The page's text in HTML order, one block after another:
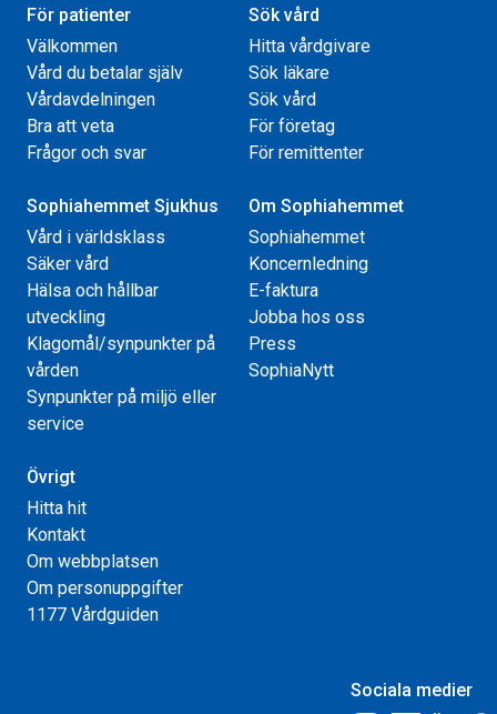
För patienter
Välkommen
Vård du betalar själv
Vårdavdelningen
Bra att veta
Frågor och svar
Sök vård
Hitta vårdgivare
Sök läkare
Sök vård
För företag
För remittenter
Sophiahemmet Sjukhus
Vård i världsklass
Säker vård
Hälsa och hållbar
utveckling
Klagomål/synpunkter på
vården
Synpunkter på miljö eller
service
Om Sophiahemmet
Sophiahemmet
Koncernledning
E-faktura
Jobba hos oss
Press
SophiaNytt
Övrigt
Hitta hit
Kontakt
Om webbplatsen
Om personuppgifter
1177 Vårdguiden
Sociala medier